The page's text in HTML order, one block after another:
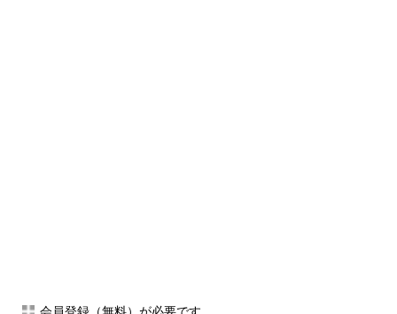
会員登録（無料）が必要です